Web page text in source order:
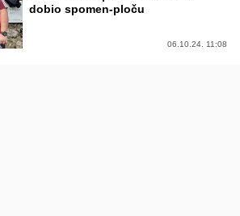
dobio spomen-ploču
06.10.24. 11:08